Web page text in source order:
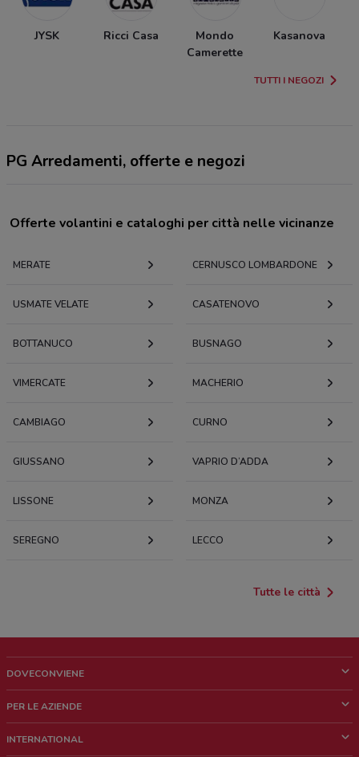
JYSK Ricci Casa
Mondo
Camerette
Kasanova
TUTTI I NEGOZI
PG Arredamenti, offerte e negozi
Offerte volantini e cataloghi per città nelle vicinanze
MERATE CERNUSCO LOMBARDONE
USMATE VELATE CASATENOVO
BOTTANUCO BUSNAGO
VIMERCATE MACHERIO
CAMBIAGO CURNO
GIUSSANO VAPRIO D’ADDA
LISSONE MONZA
SEREGNO LECCO
Tutte le città
DOVECONVIENE
Chi siamo
PER LE AZIENDE
INTERNATIONAL